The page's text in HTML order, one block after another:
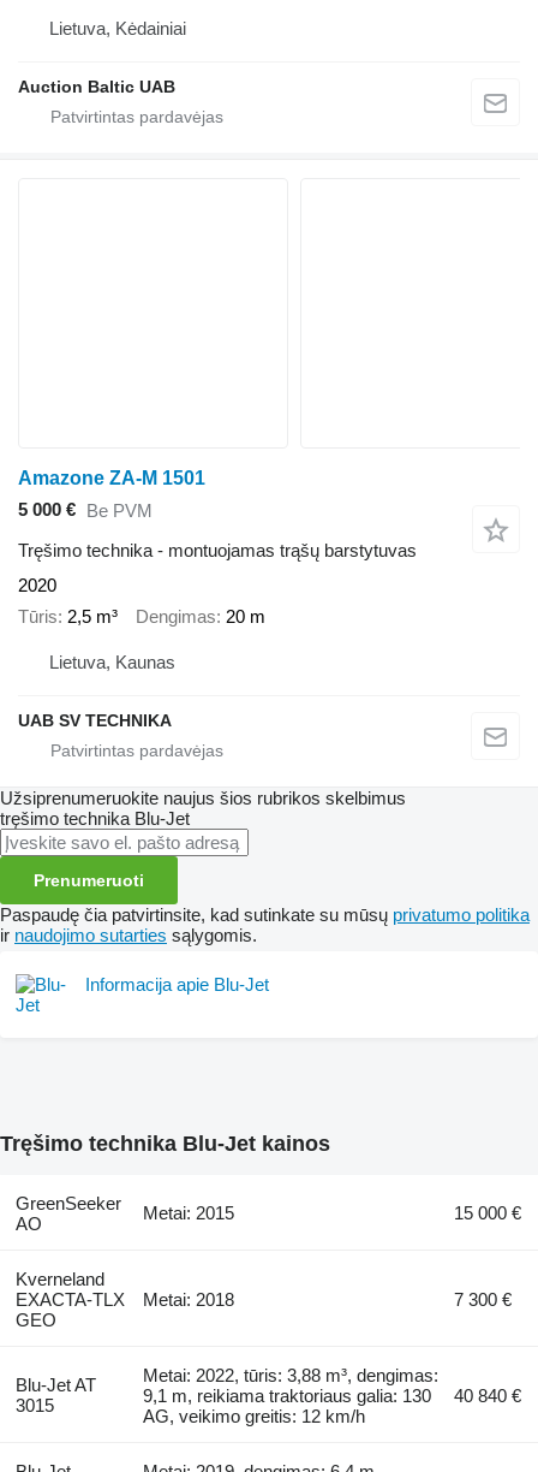
Lietuva, Kėdainiai
Auction Baltic UAB
Amazone ZA-M 1501
5 000 € Be PVM
Tręšimo technika - montuojamas trąšų barstytuvas
2020
Tūris 2,5 m³ Dengimas 20 m
Lietuva, Kaunas
UAB SV TECHNIKA
Užsiprenumeruokite naujus šios rubrikos skelbimus
tręšimo technika Blu-Jet
Prenumeruoti
Paspaudę čia patvirtinsite, kad sutinkate su mūsų privatumo politika
ir naudojimo sutarties sąlygomis.
Informacija apie Blu-Jet
Tręšimo technika Blu-Jet kainos
GreenSeeker
AO
Metai: 2015 15 000 €
Kverneland
EXACTA-TLX
GEO
Metai: 2018 7 300 €
Blu-Jet AT
3015
Metai: 2022, tūris: 3,88 m³, dengimas:
9,1 m, reikiama traktoriaus galia: 130
AG, veikimo greitis: 12 km/h
40 840 €